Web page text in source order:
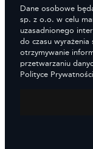
Dane osobowe
sp. z o.o. w celu
uzasadnionego
do czasu wyrażenia
otrzymywanie
przetwarzaniu
Polityce